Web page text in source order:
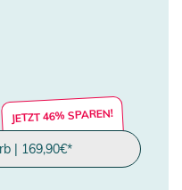
JETZT 46% SPAREN!
| 169,90€*